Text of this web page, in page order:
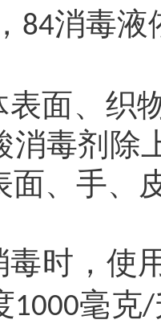
， 84消毒液
表面、织
消毒剂除
面、手、
时，使
1000毫克/